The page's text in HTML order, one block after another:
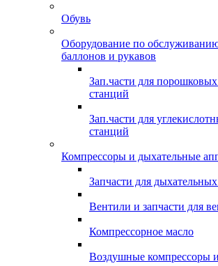
Обувь
Оборудование по
баллонов и рукавов
Зап.части для
станций
Зап.части для
станций
Компрессоры и дыхательные
Запчасти для
Вентили и запчасти для
Компрессорное масло
Воздушные компрессоры